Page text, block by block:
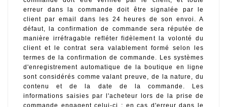
erreur dans la commande doit être signalée par le
client par email dans les 24 heures de son envoi. A
défaut, la confirmation de commande sera réputée de
manière irréfragable refléter fidèlement la volonté du
client et le contrat sera valablement formé selon les
termes de la confirmation de commande. Les systèmes
d'enregistrement automatique de la boutique en ligne
sont considérés comme valant preuve, de la nature, du
contenu et de la date de la commande. Les
informations saisies par l'acheteur lors de la prise de
commande engagent celui-ci : en cas d'erreur dans le